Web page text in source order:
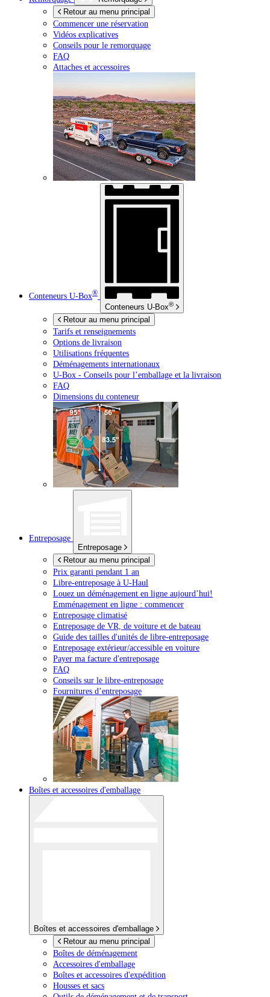
Retour au menu principal
Commencer une réservation
Vidéos explicatives
Conseils pour le remorquage
FAQ
Attaches et accessoires
Conteneurs U-Box®
Conteneurs U-Box®
Retour au menu principal
Tarifs et renseignements
Options de livraison
Utilisations fréquentes
Déménagements internationaux
U-Box - Conseils pour l’emballage et la livraison
FAQ
Dimensions du conteneur
Entreposage
Entreposage
Retour au menu principal
Prix garanti pendant 1 an
Libre-entreposage à U-Haul
Louez un déménagement en ligne aujourd’hui!
Emménagement en ligne : commencer
Entreposage climatisé
Entreposage de VR, de voiture et de bateau
Guide des tailles d'unités de libre-entreposage
Entreposage extérieur/accessible en voiture
Payer ma facture d'entreposage
FAQ
Conseils sur le libre-entreposage
Fournitures d’entreposage
Boîtes et accessoires d'emballage
Boîtes et accessoires d'emballage
Retour au menu principal
Boîtes de déménagement
Accessoires d'emballage
Boîtes et accessoires d'expédition
Housses et sacs